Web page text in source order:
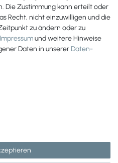
Die Zustimmung kann erteilt oder
Recht, nicht einzuwilligen und die
zu ändern oder zu
Impressumund weitere Hinweise
Daten in unsererDaten­